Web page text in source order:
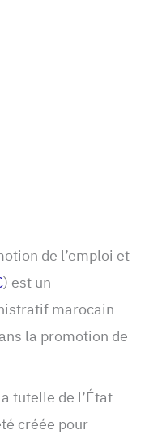
de l’emploi et
) est un
marocain
la promotion de
tutelle de l’État
créée pour